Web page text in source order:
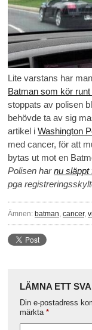
Lite varstans har
Batman som kör runt
stoppats av polisen
behövde ta av sig
artikel i Washington
med cancer, för att
bytas ut mot en
Polisen harnu släppt
pga
Ämnen: batman cancer,
LÄMNA ETT
Din e-postadress
märkta *